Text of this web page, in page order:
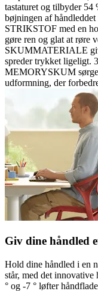
tastaturet og tilbyder 54
bøjningen af
STRIKSTOF med en
gøre ren og glat at
SKUMMATERIALE
spreder trykket
MEMORYSKUM
udformning, der
Giv dine håndled
Hold dine håndled i en
står, med det innovative
° og -7 ° løfter